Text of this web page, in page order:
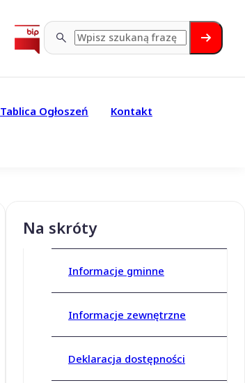
Tablica Ogłoszeń Kontakt
Na skróty
Informacje gminne
Informacje zewnętrzne
Deklaracja dostępności